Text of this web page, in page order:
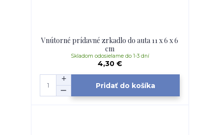
Vnútorné prídavné zrkadlo do auta 11 x 6 x 6
cm
4,30 €
Skladom odosielame do 1-3 dní
Pridať do košíka